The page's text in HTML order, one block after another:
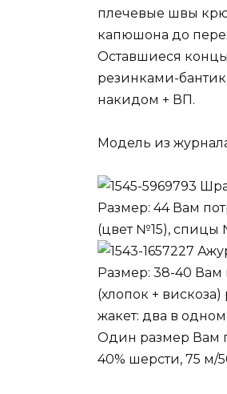
плечевые швы
капюшона до
Оставшиеся
резинками-
накидом + ВП.
Модель из
Размер: 44 Вам
(цвет №15), спицы
Размер: 38-40 Вам
(хлопок +
жакет: два в одном
Один размер Вам
40% шерсти, 75 м/